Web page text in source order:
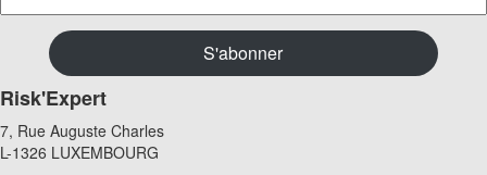
Risk'Expert
7, Rue Auguste Charles
L-1326 LUXEMBOURG